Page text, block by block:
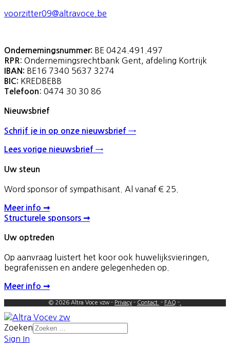
voorzitter09@altravoce.be
Ondernemingsnummer: BE 0424.491.497
RPR : Ondernemingsrechtbank Gent, afdeling Kortrijk
IBAN: BE16 7340 5637 3274
BIC: KREDBEBB
Telefoon : 0474 30 30 86
Nieuwsbrief
Schrijf je in op onze nieuwsbrief →
Lees vorige nieuwsbrief →
Uw steun
Word sponsor of sympathisant. Al vanaf € 25.
Meer info ➞
Structurele sponsors ➞
Uw optreden
Op aanvraag luistert het koor ook huwelijksvieringen,
begrafenissen en andere gelegenheden op.
Meer info ➞
© 2026 Altra Voce vzw - Privacy - Contact - FAQ -
Zoeken
Sign In